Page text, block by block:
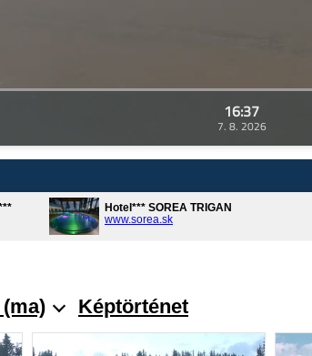
16:37
7. 8. 2026
Hotel*** SOREA TRIGAN
www.sorea.sk
Képtörténet